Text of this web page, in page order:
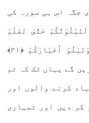
جگہ اس ہی سورہ کی
وَلَنَبْلُوَنَّكُمْ حَتَّىٰ نَعْلَمَ
الْمُجَاهِدِينَ مِنكُمْ وَالصَّابِرِينَ وَنَبْلُوَ أَخْبَارَكُمْ ﴿٣١﴾
گے یہاں تک کہ تم
کرنے والوں اور
کر دیں اور تمہاری